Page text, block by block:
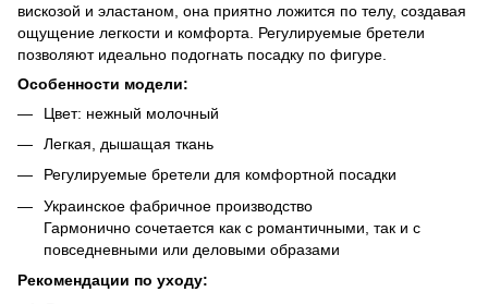
вискозой и эластаном, она приятно ложится по телу, создавая
ощущение легкости и комфорта. Регулируемые бретели
позволяют идеально подогнать посадку по фигуре.
Особенности модели:
Цвет: нежный молочный
Легкая, дышащая ткань
Регулируемые бретели для комфортной посадки
Украинское фабричное производство
Гармонично сочетается как с романтичными, так и с
повседневными или деловыми образами
Рекомендации по уходу: